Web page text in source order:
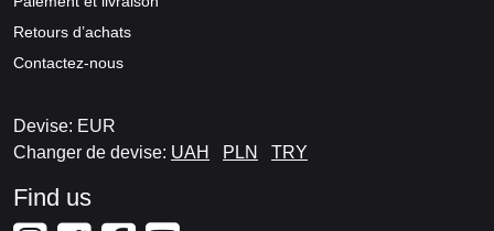
Retours d’achats
Contactez-nous
Devise: EUR
Changer de devise: UAH PLN TRY
Find us